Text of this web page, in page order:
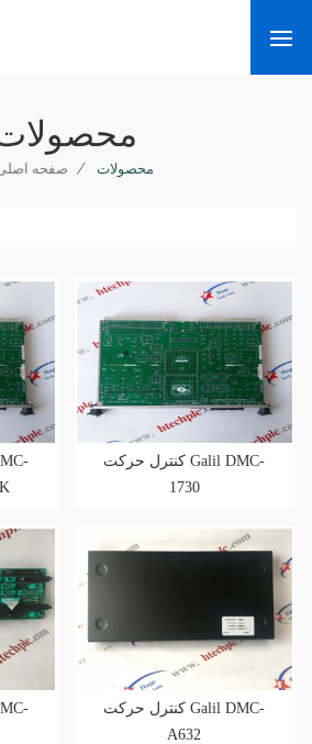
صفحه / محصولات
کنترل حرکت Galil DMC-
1730
کنترل حرکت Galil DMC-
A632